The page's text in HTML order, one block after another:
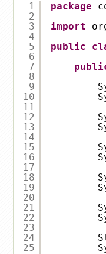
1
2
3
4
5
6
7
8
9
10
11
12
13
14
15
16
17
18
19
20
21
22
23
24
25
package
import
public